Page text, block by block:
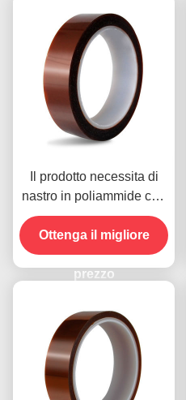
Il prodotto necessita di
nastro in poliammide con
resistenza alla tensione
di 1000V
Ottenga il migliore
prezzo